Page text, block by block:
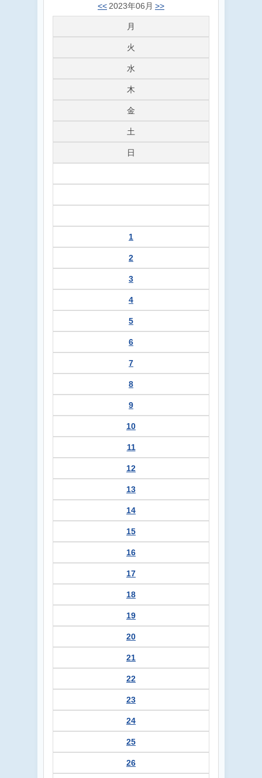
<< 2023年06月 >>
月
火
水
木
金
土
日
1
2
3
4
5
6
7
8
9
10
11
12
13
14
15
16
17
18
19
20
21
22
23
24
25
26